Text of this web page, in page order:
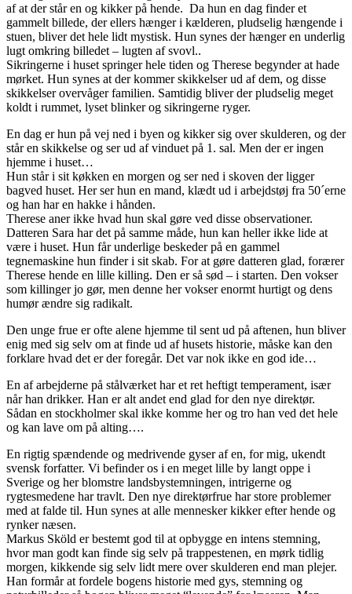
af at der står en og kikker på hende. Da hun en dag finder et
gammelt billede, der ellers hænger i kælderen, pludselig hængende i
stuen, bliver det hele lidt mystisk. Hun synes der hænger en underlig
lugt omkring billedet – lugten af svovl..
Sikringerne i huset springer hele tiden og Therese begynder at hade
mørket. Hun synes at der kommer skikkelser ud af dem, og disse
skikkelser overvåger familien. Samtidig bliver der pludselig meget
koldt i rummet, lyset blinker og sikringerne ryger.
En dag er hun på vej ned i byen og kikker sig over skulderen, og der
står en skikkelse og ser ud af vinduet på 1. sal. Men der er ingen
hjemme i huset…
Hun står i sit køkken en morgen og ser ned i skoven der ligger
bagved huset. Her ser hun en mand, klædt ud i arbejdstøj fra 50´erne
og han har en hakke i hånden.
Therese aner ikke hvad hun skal gøre ved disse observationer.
Datteren Sara har det på samme måde, hun kan heller ikke lide at
være i huset. Hun får underlige beskeder på en gammel
tegnemaskine hun finder i sit skab. For at gøre datteren glad, forærer
Therese hende en lille killing. Den er så sød – i starten. Den vokser
som killinger jo gør, men denne her vokser enormt hurtigt og dens
humør ændre sig radikalt.
Den unge frue er ofte alene hjemme til sent ud på aftenen, hun bliver
enig med sig selv om at finde ud af husets historie, måske kan den
forklare hvad det er der foregår. Det var nok ikke en god ide…
En af arbejderne på stålværket har et ret heftigt temperament, især
når han drikker. Han er alt andet end glad for den nye direktør.
Sådan en stockholmer skal ikke komme her og tro han ved det hele
og kan lave om på alting….
En rigtig spændende og medrivende gyser af en, for mig, ukendt
svensk forfatter. Vi befinder os i en meget lille by langt oppe i
Sverige og her blomstre landsbystemningen, intrigerne og
rygtesmedene har travlt. Den nye direktørfrue har store problemer
med at falde til. Hun synes at alle mennesker kikker efter hende og
rynker næsen.
Markus Sköld er bestemt god til at opbygge en intens stemning,
hvor man godt kan finde sig selv på trappestenen, en mørk tidlig
morgen, kikkende sig selv lidt mere over skulderen end man plejer.
Han formår at fordele bogens historie med gys, stemning og